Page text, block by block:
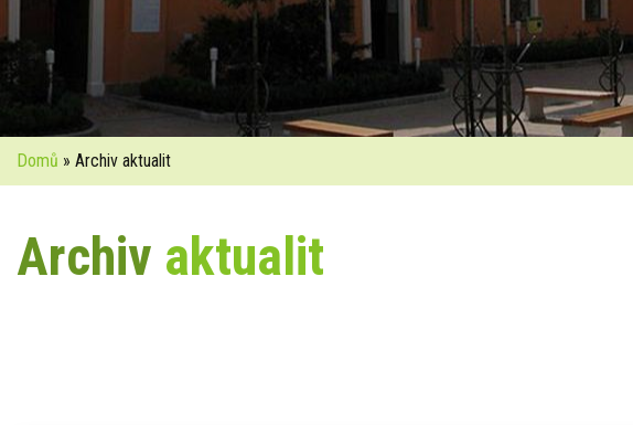
Domů » Archiv aktualit
Archiv aktualit